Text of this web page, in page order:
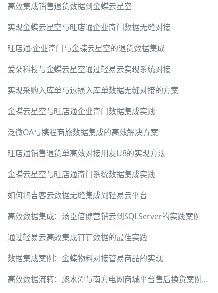
高效集成销售退货数据到金蝶云星空
实现金蝶云星空与旺店通企业奇门数据无缝对接
旺店通·企业奇门与金蝶云星空的退货数据集成
爱朵科技与金蝶云星空通过轻易云实现系统对接
实现采购入库单与运损入库单数据无缝对接的方案
金蝶云星空与旺店通企业奇门数据集成实践
泛微OA与携程商旅数据集成的高效解决方案
旺店通销售退货单高效对接用友U8的实现方法
金蝶云星空与旺店通奇门系统数据集成实践
如何将吉客云数据无缝集成到轻易云平台
高效数据集成：汤臣倍健营销云到SQLServer的实践案例
通过轻易云高效集成钉钉数据的最佳实践
数据集成案例：金蝶物料对接管易商品的实现
高效数据流转：聚水潭与南方电网商城平台售后换货案例解析